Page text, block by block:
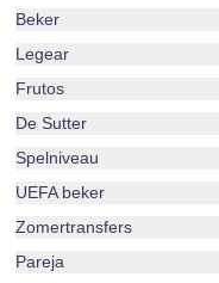
Beker
Legear
Frutos
De Sutter
Spelniveau
UEFA beker
Zomertransfers
Pareja